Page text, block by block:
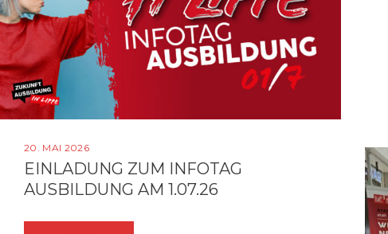
20. MAI 2026
EINLADUNG ZUM INFOTAG
AUSBILDUNG AM 1.07.26